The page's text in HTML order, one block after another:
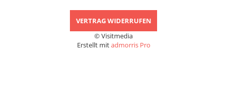
VERTRAG WIDERRUFEN
© Visitmedia
Erstellt mitadmorris Pro